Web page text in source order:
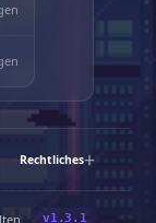
Rechtliches